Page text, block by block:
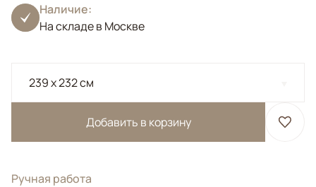
Наличие:
На складе в Москве
239 x 232 см
Добавить в корзину
Ручная работа